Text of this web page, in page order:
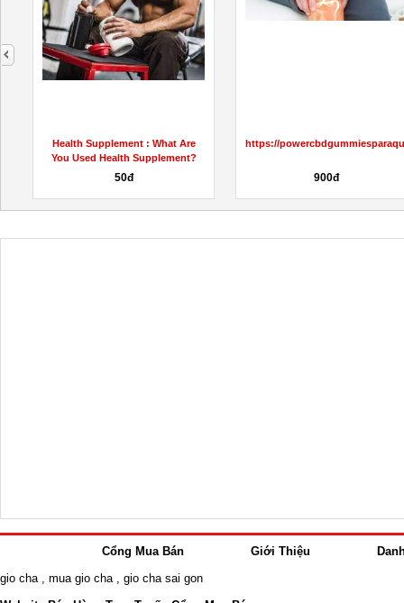
farmers garden cbd gummies
reviews 2022: (Fake or Legit)...
Where To Buy Pharaoh Power?
next
Cổng Mua Bán Giới Thiệu
gio cha
mua gio cha
gio cha sai gon